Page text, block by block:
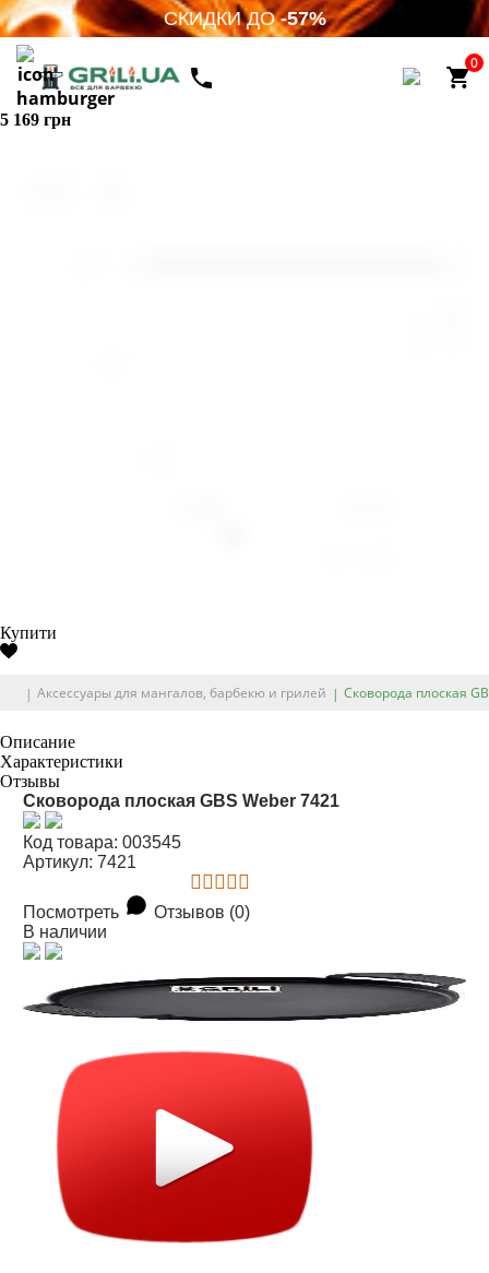
СКИДКИ ДО-57%
0
5 169 грн
Купити
Аксессуары для мангалов, барбекю и грилей Сковорода плоская
Описание
Характеристики
Отзывы
Сковорода плоская GBS Weber 7421
Код товара: 003545
Артикул: 7421
Посмотреть
Отзывов (0)
В наличии